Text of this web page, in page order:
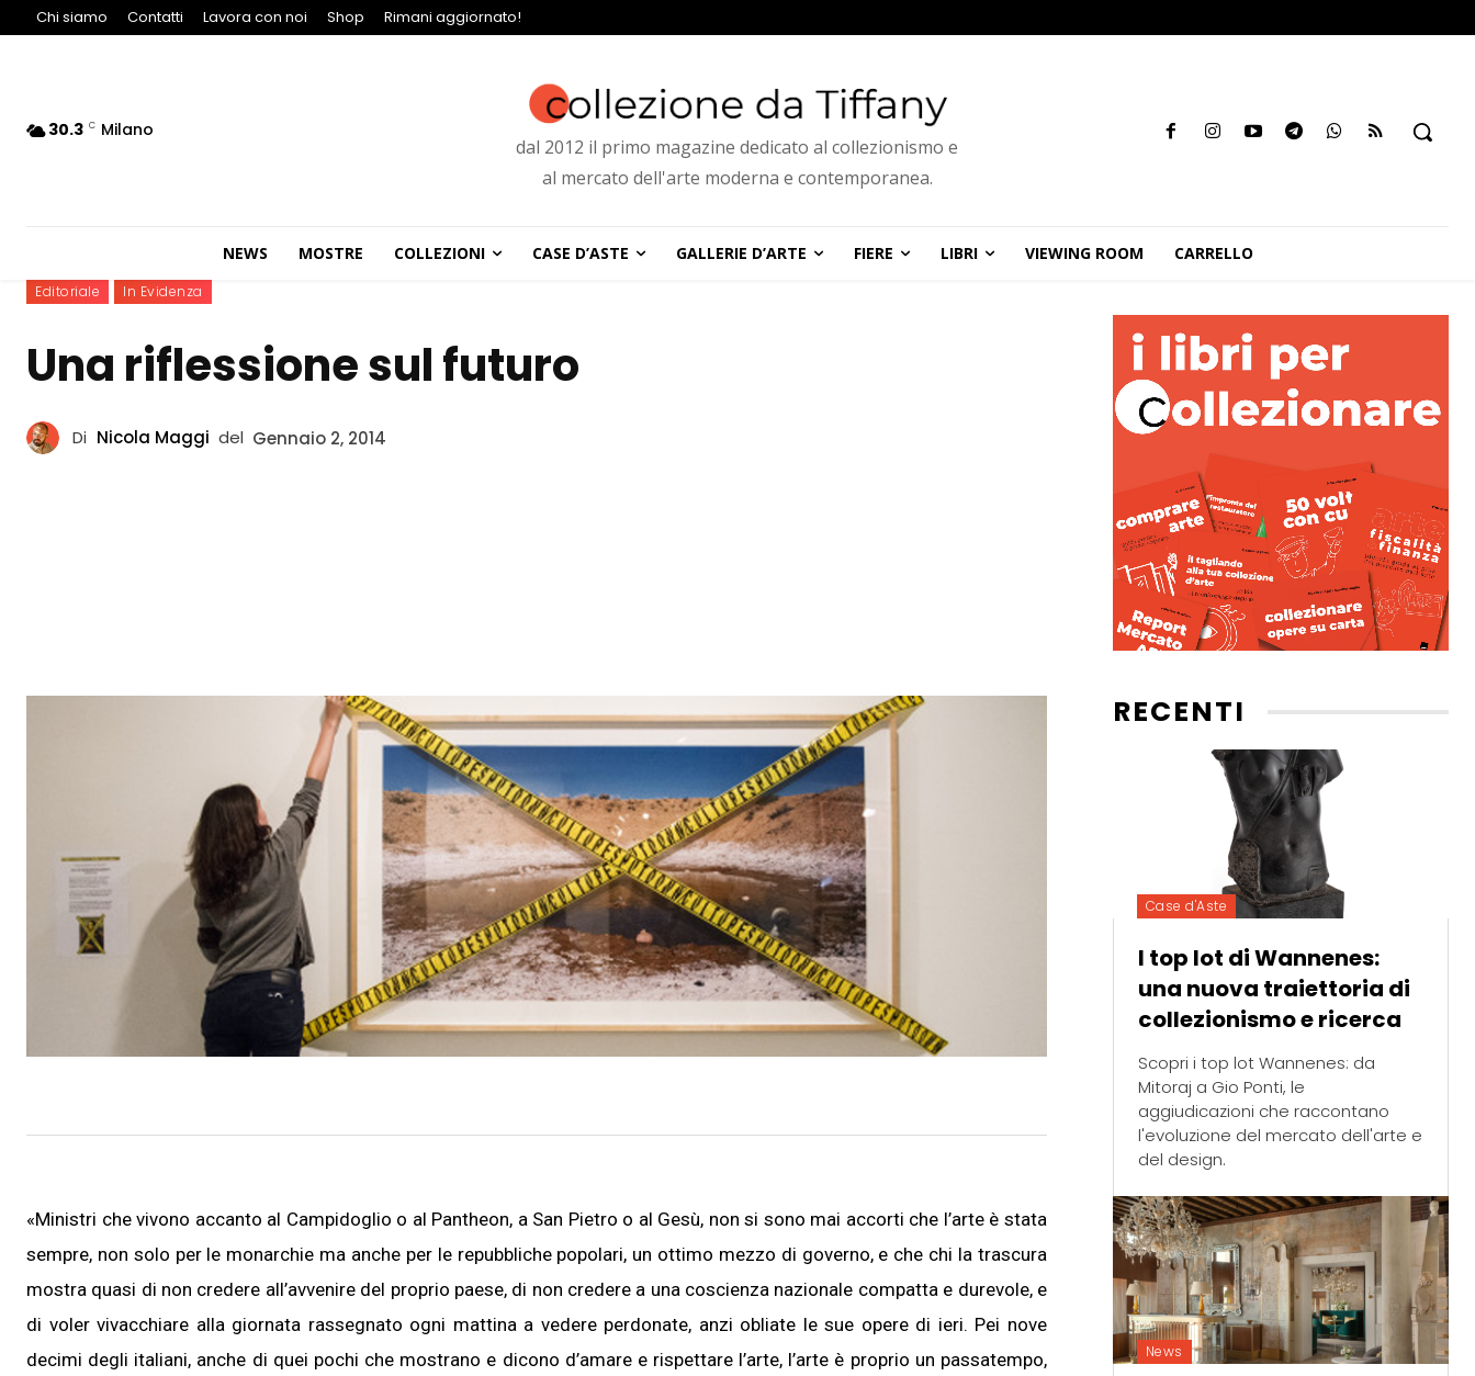
Chi siamo Contatti Lavora con noi Shop Rimani aggiornato!
30.3 C Milano
dal 2012 il primo magazine dedicato al collezionismo e
al mercato dell'arte moderna e contemporanea.
NEWS MOSTRE COLLEZIONI CASE D’ASTE GALLERIE D’ARTE FIERE LIBRI VIEWING ROOM CARRELLO
Editoriale In Evidenza
Una riflessione sul futuro
Di Nicola Maggi del Gennaio 2, 2014
«Ministri che vivono accanto al Campidoglio o al Pantheon, a San Pietro o al Gesù, non si sono mai accorti che l’arte è stata
sempre, non solo per le monarchie ma anche per le repubbliche popolari, un ottimo mezzo di governo, e che chi la trascura
mostra quasi di non credere all’avvenire del proprio paese, di non credere a una coscienza nazionale compatta e durevole, e
di voler vivacchiare alla giornata rassegnato ogni mattina a vedere perdonate, anzi obliate le sue opere di ieri. Pei nove
decimi degli italiani, anche di quei pochi che mostrano e dicono d’amare e rispettare l’arte, l’arte è proprio un passatempo,
RECENTI
Case d'Aste
I top lot di Wannenes:
una nuova traiettoria di
collezionismo e ricerca
Scopri i top lot Wannenes: da
Mitoraj a Gio Ponti, le
aggiudicazioni che raccontano
l'evoluzione del mercato dell'arte e
del design.
News